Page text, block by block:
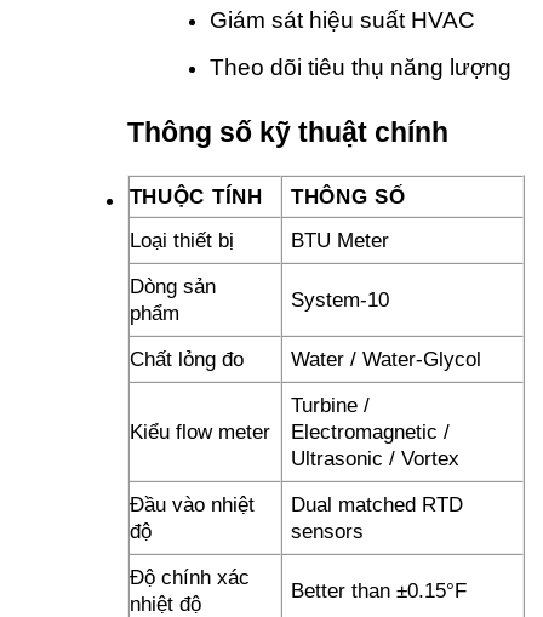
Giám sát hiệu suất HVAC
Theo dõi tiêu thụ năng lượng
Thông số kỹ thuật chính
THUỘC TÍNH
THÔNG SỐ
Loại thiết bị
BTU Meter
Dòng sản
phẩm
System-10
Chất lỏng đo Water / Water-Glycol
Kiểu flow meter
Turbine /
Electromagnetic /
Ultrasonic / Vortex
Đầu vào nhiệt
độ
Dual matched RTD
sensors
Độ chính xác
nhiệt độ
Better than ±0.15°F